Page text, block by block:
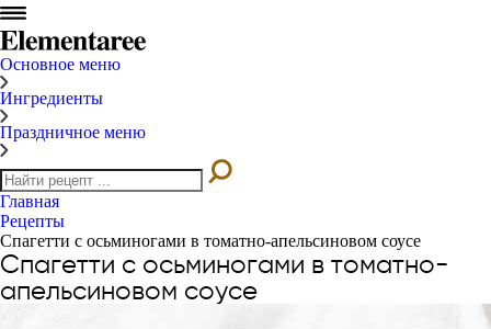
Основное меню
Ингредиенты
Праздничное меню
Главная
Рецепты
Спагетти с осьминогами в томатно-апельсиновом соусе
Спагетти с осьминогами в томатно-
апельсиновом соусе